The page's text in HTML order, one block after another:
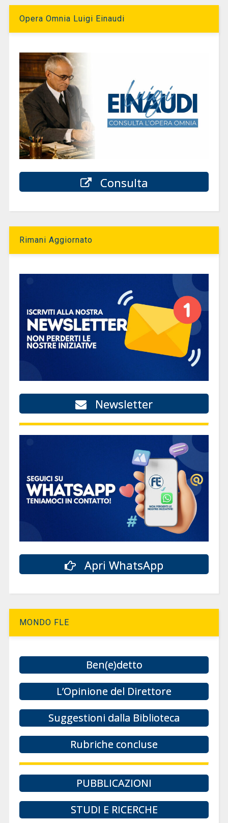
Opera Omnia Luigi Einaudi
Consulta
Rimani Aggiornato
Newsletter
Apri WhatsApp
MONDO FLE
Ben(e)detto
L’Opinione del Direttore
Suggestioni dalla Biblioteca
Rubriche concluse
PUBBLICAZIONI
STUDI E RICERCHE